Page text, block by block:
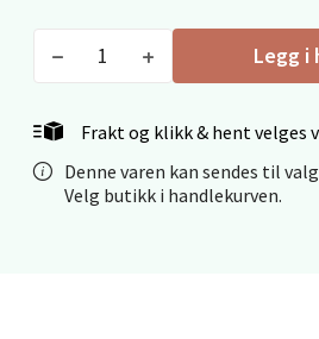
Legg i
Frakt og klikk & hent velges
Denne varen kan sendes til
Velg butikk i handlekurven.
Ålesund - Thon
Langelandsvegen 25, 6010